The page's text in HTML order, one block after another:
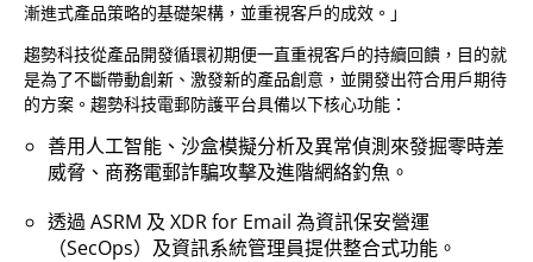
漸進式產品策略的基礎架構，並重視客戶的成效。」
趨勢科技從產品開發循環初期便一直重視客戶的持續回饋，目的就
是為了不斷帶動創新、激發新的產品創意，並開發出符合用戶期待
的方案。趨勢科技電郵防護平台具備以下核心功能：
善用人工智能、沙盒模擬分析及異常偵測來發掘零時差
威脅、商務電郵詐騙攻擊及進階網絡釣魚。
透過 ASRM 及 XDR for Email 為資訊保安營運
（SecOps）及資訊系統管理員提供整合式功能。